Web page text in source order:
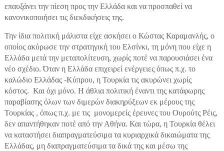
επαυξάνει την πίεση προς την Ελλάδα και να προσπαθεί να
κανονικοποιήσει τις διεκδικήσεις της.
Την ίδια πολιτική μάλιστα είχε ασκήσει ο Κώστας Καραμανλής, ο
οποίος ακύρωσε την στρατηγική του Ελσίνκι, τη μόνη που είχε η
Ελλάδα μετά την μεταπολίτευση, χωρίς ποτέ να παρουσιάσει ένα
νέο σχέδιο. Όταν η Ελλάδα επιχειρεί ενέργειες όπως π.χ. το
καλώδιο Ελλάδας -Κύπρου, η Τουρκία τις ακυρώνει χωρίς
κόστος. Και όχι μόνο. Η άθλια πολιτική έναντι της κατάφωρης
παραβίασης όλων των διμερών διακηρύξεων εκ μέρους της
Τουρκίας , όπως π.χ. με τις μονομερείς έρευνες του Ουρούτς Ρέις,
δεν απαντήθηκαν ποτέ από την Αθήνα. Και τώρα, η Τουρκία θέλει
να καταστήσει διαπραγματεύσιμα τα κυριαρχικά δικαιώματα της
Ελλάδας, μη διαπραγματεύσιμα τα δικά της και μέσω της